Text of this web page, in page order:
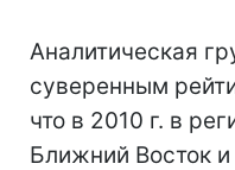
Аналитическая
суверенным
что в 2010 г. в
Ближний Восток